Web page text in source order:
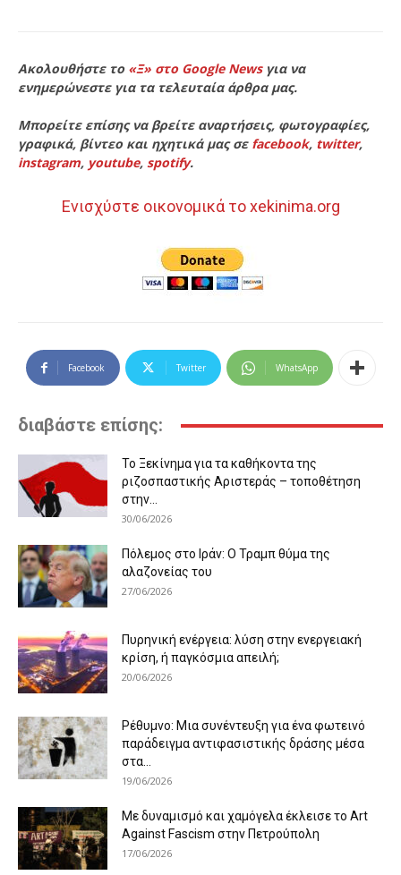
Ακολουθήστε το «Ξ» στο Google Newsγια να
ενημερώνεστε για τα τελευταία άρθρα μας.
Μπορείτε επίσης να βρείτε αναρτήσεις, φωτογραφίες,
γραφικά, βίντεο και ηχητικά μας σε facebook, twitter,
instagram, youtube, spotify.
Ενισχύστε οικονομικά το xekinima.org
Facebook Twitter WhatsApp
διαβάστε επίσης:
Το Ξεκίνημα για τα καθήκοντα της
ριζοσπαστικής Αριστεράς – τοποθέτηση
στην...
30/06/2026
Πόλεμος στο Ιράν: Ο Τραμπ θύμα της
αλαζονείας του
27/06/2026
Πυρηνική ενέργεια: λύση στην ενεργειακή
κρίση, ή παγκόσμια απειλή;
20/06/2026
Ρέθυμνο: Μια συνέντευξη για ένα φωτεινό
παράδειγμα αντιφασιστικής δράσης μέσα
στα...
19/06/2026
Με δυναμισμό και χαμόγελα έκλεισε το Art
Against Fascism στην Πετρούπολη
17/06/2026